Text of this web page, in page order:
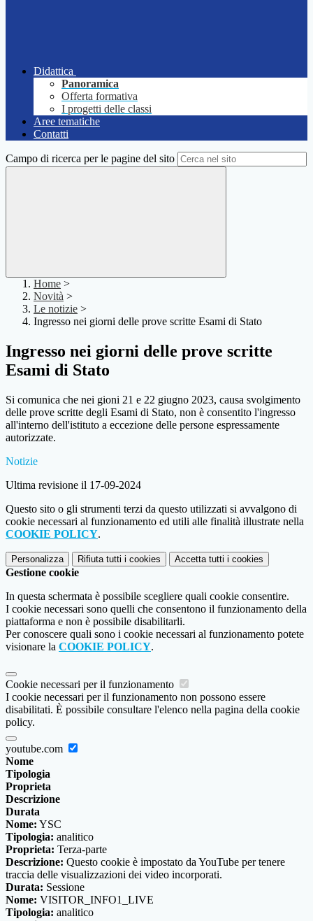
Didattica
Panoramica
Offerta formativa
I progetti delle classi
Aree tematiche
Contatti
Campo di ricerca per le pagine del sito
Home >
Novità >
Le notizie >
Ingresso nei giorni delle prove scritte Esami di Stato
Ingresso nei giorni delle prove scritte
Esami di Stato
Si comunica che nei gioni 21 e 22 giugno 2023, causa svolgimento
delle prove scritte degli Esami di Stato, non è consentito l'ingresso
all'interno dell'istituto a eccezione delle persone espressamente
autorizzate.
Notizie
Ultima revisione il 17-09-2024
Questo sito o gli strumenti terzi da questo utilizzati si avvalgono di
cookie necessari al funzionamento ed utili alle finalità illustrate nella
COOKIE POLICY.
Personalizza Rifiuta tutti i cookies Accetta tutti i cookies
Gestione cookie
In questa schermata è possibile scegliere quali cookie consentire.
I cookie necessari sono quelli che consentono il funzionamento della
piattaforma e non è possibile disabilitarli.
Per conoscere quali sono i cookie necessari al funzionamento potete
visionare la COOKIE POLICY.
Cookie necessari per il funzionamento
I cookie necessari per il funzionamento non possono essere
disabilitati. È possibile consultare l'elenco nella pagina della cookie
policy.
youtube.com
Nome
Tipologia
Proprieta
Descrizione
Durata
Nome: YSC
Tipologia: analitico
Proprieta: Terza-parte
Descrizione: Questo cookie è impostato da YouTube per tenere
traccia delle visualizzazioni dei video incorporati.
Durata: Sessione
Nome: VISITOR_INFO1_LIVE
Tipologia: analitico